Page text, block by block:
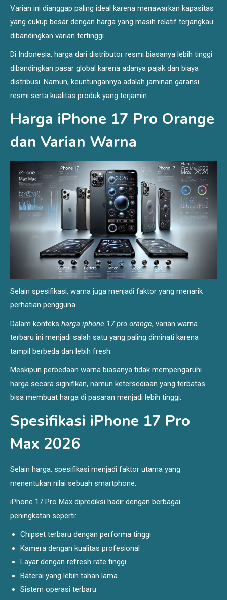
Varian ini dianggap paling ideal karena menawarkan kapasitas
yang cukup besar dengan harga yang masih relatif terjangkau
dibandingkan varian tertinggi.
Di Indonesia, harga dari distributor resmi biasanya lebih tinggi
dibandingkan pasar global karena adanya pajak dan biaya
distribusi. Namun, keuntungannya adalah jaminan garansi
resmi serta kualitas produk yang terjamin.
Harga iPhone 17 Pro Orange
dan Varian Warna
Selain spesifikasi, warna juga menjadi faktor yang menarik
perhatian pengguna.
Dalam konteks harga iphone 17 pro orange, varian warna
terbaru ini menjadi salah satu yang paling diminati karena
tampil berbeda dan lebih fresh.
Meskipun perbedaan warna biasanya tidak mempengaruhi
harga secara signifikan, namun ketersediaan yang terbatas
bisa membuat harga di pasaran menjadi lebih tinggi.
Spesifikasi iPhone 17 Pro
Max 2026
Selain harga, spesifikasi menjadi faktor utama yang
menentukan nilai sebuah smartphone.
iPhone 17 Pro Max diprediksi hadir dengan berbagai
peningkatan seperti:
Chipset terbaru dengan performa tinggi
Kamera dengan kualitas profesional
Layar dengan refresh rate tinggi
Baterai yang lebih tahan lama
Sistem operasi terbaru